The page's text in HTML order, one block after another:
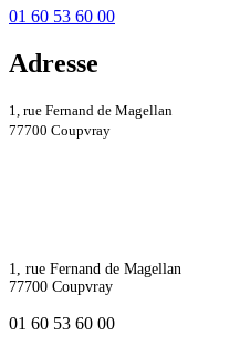
01 60 53 60 00
Adresse
1, rue Fernand de Magellan
77700 Coupvray
1, rue Fernand de Magellan
77700 Coupvray
01 60 53 60 00